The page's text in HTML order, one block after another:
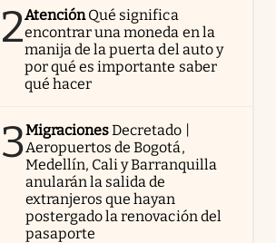
2AtenciónQué significa
encontrar una moneda en la
manija de la puerta del auto y
por qué es importante saber
qué hacer
3MigracionesDecretado |
Aeropuertos de Bogotá,
Medellín, Cali y Barranquilla
anularán la salida de
extranjeros que hayan
postergado la renovación del
pasaporte